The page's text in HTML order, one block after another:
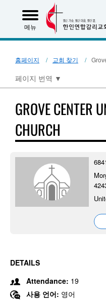
메뉴
홈페이지 교회 찾기
페이지 번역 ▼
GROVE CENTER
CHURCH
DETAILS
Attendance: 19
사용 언어: 영어